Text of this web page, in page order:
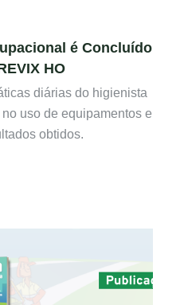
é Concluído
HO
diárias do higienista
uso de equipamentos e
obtidos.